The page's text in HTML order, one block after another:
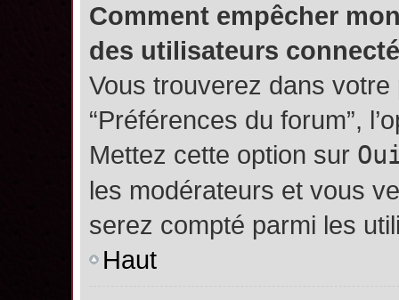
Comment empêcher
des utilisateurs
Vous trouverez dans votre
“Préférences du forum”,
Mettez cette option sur
les modérateurs et vous
serez compté parmi les
Haut